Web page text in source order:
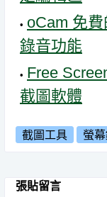
oCam 免
錄音功能
Free
截圖軟體
截圖工具 螢
張貼留言